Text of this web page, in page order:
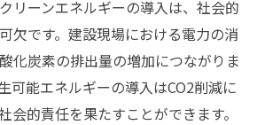
リーンエネルギーの導入は、社会的
欠です。建設現場における電力の消
化炭素の排出量の増加につながりま
可能エネルギーの導入はCO2削減に
会的責任を果たすことができます。